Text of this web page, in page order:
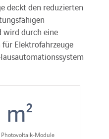
deckt den reduzierten
wird durch eine
Elektrofahrzeuge
m²
Module